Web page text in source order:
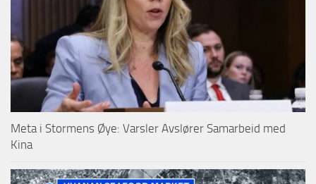
Meta i Stormens Øye: Varsler Avslører Samarbeid med
Kina